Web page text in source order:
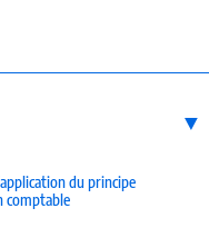
du principe
comptable